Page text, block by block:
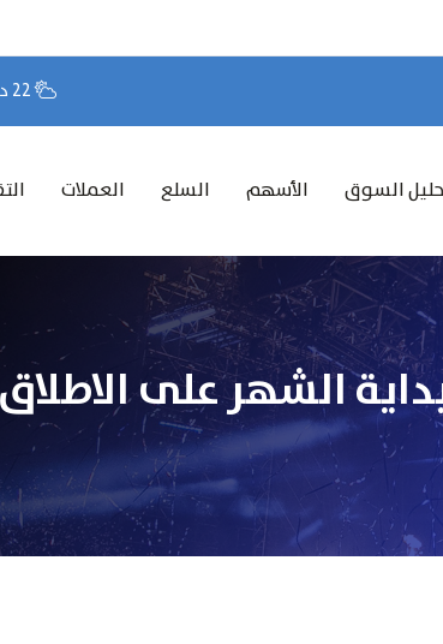
22 درجة مئوية
السوق الأسهم السلع العملات
الشهر على